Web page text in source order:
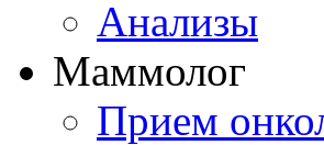
Анализы
Маммолог
Прием